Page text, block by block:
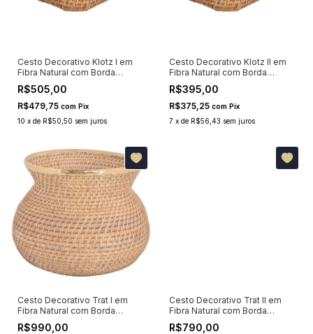
Cesto Decorativo Klotz I em
Fibra Natural com Borda
Dourada 40x31cm
R$505,00
R$479,75 com Pix
10 x de R$50,50 sem juros
Cesto Decorativo Klotz II em
Fibra Natural com Borda
Dourada 24x21cm
R$395,00
R$375,25 com Pix
7 x de R$56,43 sem juros
Cesto Decorativo Trat I em
Fibra Natural com Borda
Dourada 35x35cm
R$990,00
Cesto Decorativo Trat II em
Fibra Natural com Borda
Dourada 33x33cm
R$790,00